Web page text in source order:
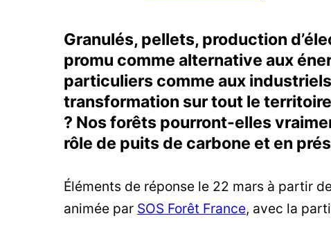
Granulés, pellets, production
promu comme alternative aux
particuliers comme aux
transformation sur tout le
? Nos forêts pourront-elles
rôle de puits de carbone et en
Éléments de réponse le 22 mars à partir
animée par SOS Forêt France, avec la